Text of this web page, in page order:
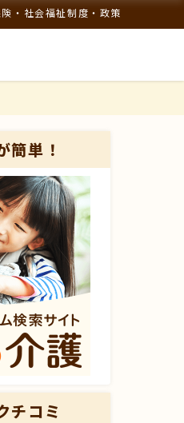
・社会福祉制度・政策
簡単！
チコミ